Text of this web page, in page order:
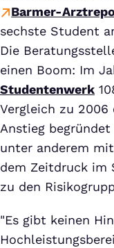
Barmer-
sechste Student
Die
einen Boom: Im
Studentenwerk
Vergleich zu 2006
Anstieg
unter anderem
dem Zeitdruck im
zu den
"Es gibt keinen